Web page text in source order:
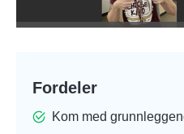
Fordeler
Kom med